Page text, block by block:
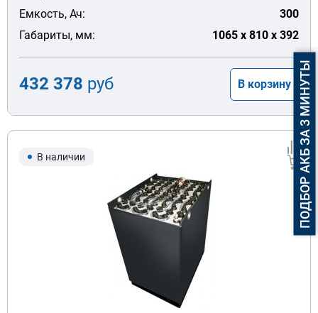
Емкость, Ач:
300
Габариты, мм:
1065 x 810 x 392
432 378 руб В корзину
В наличии ПОДБОР АКБ ЗА 3 МИНУТЫ